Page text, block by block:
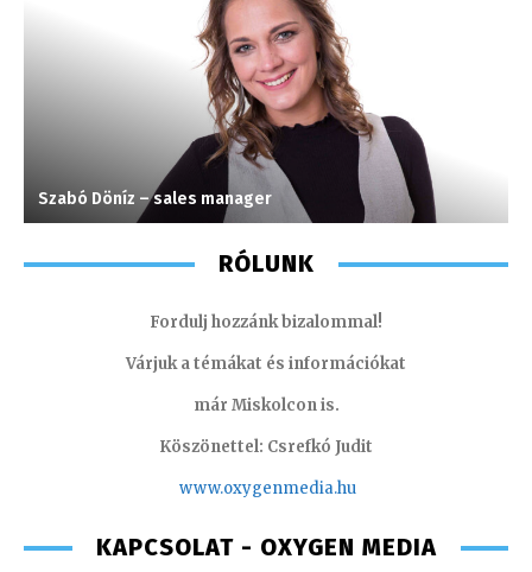
Szabó Döníz – sales manager
RÓLUNK
Fordulj hozzánk bizalommal!
Várjuk a témákat és információkat
már Miskolcon is.
Köszönettel: Csrefkó Judit
www.oxygenmedia.hu
KAPCSOLAT - OXYGEN MEDIA